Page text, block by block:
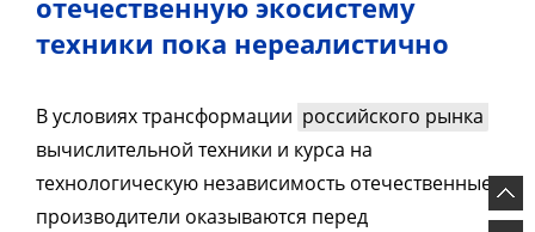
отечественную экосистему
техники пока нереалистично
В условиях трансформации российского рынка
вычислительной техники и курса на
технологическую независимость отечественные
производители оказываются перед